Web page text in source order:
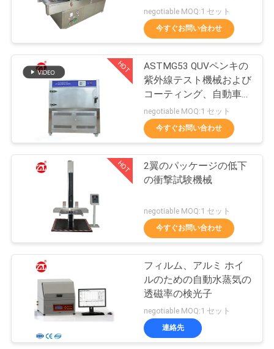
工
理
に
万能試験機
Banburyのミキサー
32
抗張試験機
33
菌装置機械
negotiable MOQ:1 セット
今すぐお問い合わせ
HOT
ASTMG53 QUVペンキの
紫外線テスト機械および
コーティング、自動車、
プラスチック等
negotiable MOQ:1 セット
今すぐお問い合わせ
HOT
2翼のパッケージの低下
の衝撃試験機械
negotiable MOQ:1 セット
今すぐお問い合わせ
フィルム、アルミ ホイ
ルのための自動水蒸気の
透磁率の検光子
negotiable MOQ:1 セット
連絡先